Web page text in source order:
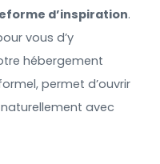
d’inspiration.
vous d’y
hébergement
permet d’ouvrir
avec